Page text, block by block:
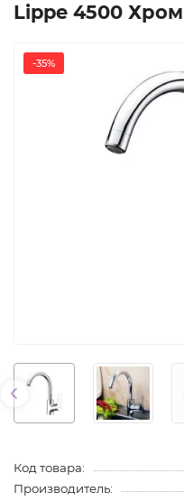
Lippe 4500 Хром
-35%
Код товара:
Производитель: